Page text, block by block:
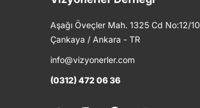
Aşağı Öveçler Mah. 1325 Cd No:12/10
Çankaya / Ankara - TR
info@vizyonerler.com
(0312) 472 06 36